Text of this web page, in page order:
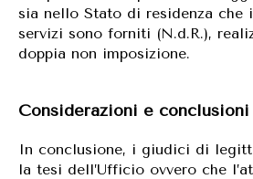
sia nello Stato di residenza che
servizi sono forniti (N.d.R.),
doppia non imposizione.
Considerazioni e conclusioni
In conclusione, i giudici di
la tesi dell’Ufficio ovvero che